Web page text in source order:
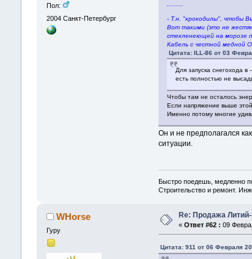
Пол:
2004 Санкт-Петербург
- Т.н. "крокодилы", чтобы
Вот такими (это не
стекленеющей на морозе
Кабель с честной медной
Цитата: ILL-86 от 03
Для запуска снегохода
есть полностью не
Чтобы там не осталось
Если напряжение выше
Именно потому многие
Он и не предполагался
ситуации.
Быстро поедешь, медленно
Строительство и ремонт.
WHorse
Гуру
Re: Продажа
« Ответ #62 : 09
Цитата: 911 от 06 Февраля